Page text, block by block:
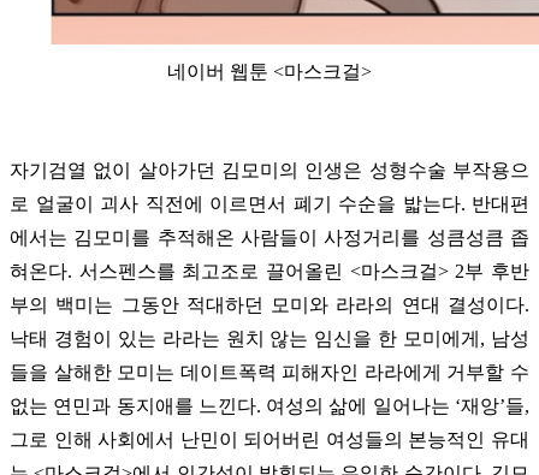
네이버 웹툰 <마스크걸>
자기검열 없이 살아가던 김모미의 인생은 성형수술 부작용으
로 얼굴이 괴사 직전에 이르면서 폐기 수순을 밟는다. 반대편
에서는 김모미를 추적해온 사람들이 사정거리를 성큼성큼 좁
혀온다. 서스펜스를 최고조로 끌어올린 <마스크걸> 2부 후반
부의 백미는 그동안 적대하던 모미와 라라의 연대 결성이다.
낙태 경험이 있는 라라는 원치 않는 임신을 한 모미에게, 남성
들을 살해한 모미는 데이트폭력 피해자인 라라에게 거부할 수
없는 연민과 동지애를 느낀다. 여성의 삶에 일어나는 ‘재앙’들,
그로 인해 사회에서 난민이 되어버린 여성들의 본능적인 유대